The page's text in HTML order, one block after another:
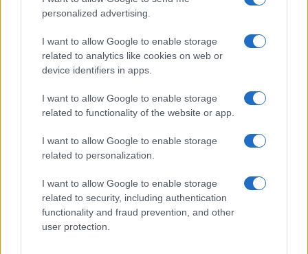
personalized advertising.
I want to allow Google to enable storage
related to analytics like cookies on web or
device identifiers in apps.
I want to allow Google to enable storage
related to functionality of the website or app.
I want to allow Google to enable storage
related to personalization.
I want to allow Google to enable storage
related to security, including authentication
functionality and fraud prevention, and other
user protection.
AI-investeringen beoordelen: bruto marge, GPU-kosten en